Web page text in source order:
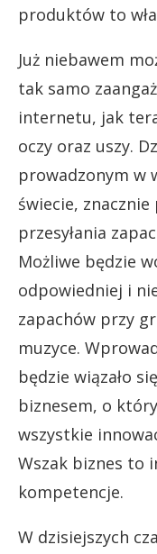
produktów to
Już niebawem
tak samo
internetu, jak
oczy oraz uszy.
prowadzonym w
świecie,
przesyłania
Możliwe będzie
odpowiedniej i
zapachów przy
muzyce.
będzie wiązało
biznesem, o
wszystkie
Wszak biznes to
kompetencje.
W dzisiejszych